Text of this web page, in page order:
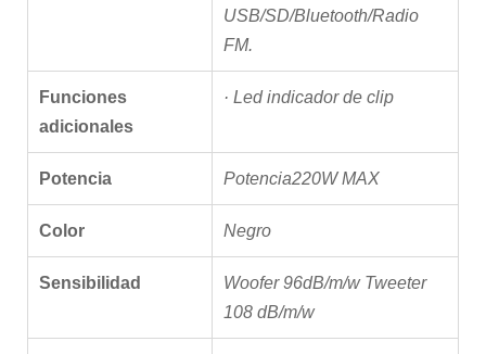
USB/SD/Bluetooth/Radio
FM.
Funciones
adicionales
· Led indicador de clip
Potencia Potencia220W MAX
Color Negro
Sensibilidad
Woofer 96dB/m/w Tweeter
108 dB/m/w